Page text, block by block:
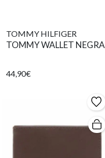
TOMMY HILFIGER
TOMMY WALLET NEGRA
44,90€